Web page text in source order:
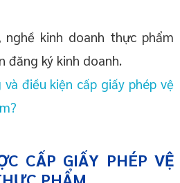
nghề kinh doanh thực phẩm
đăng ký kinh doanh.
điều kiện cấp giấy phép vệ
CẤP GIẤY PHÉP VỆ